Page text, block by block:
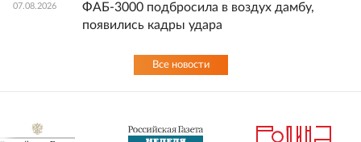
07.08.2026
ФАБ-3000 подбросила в воздух дамбу,
появились кадры удара
Все новости